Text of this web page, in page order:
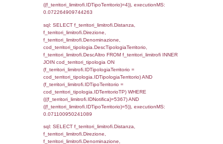
'%d/%m/%Y') as DataApertura,
DataChiusura,
'%d/%m/%Y') as DataUltimoPIR FROM
WHERE (((d3_ispezioni.IDNotifica)=5367)),
0.0007631778717041
sql: SELECT el_nazioni.DescIT,
FROM f_confini_stato INNER JOIN
f_confini_stato.IDStato =
f_confini_stato.IDNotifica = 5367;,
0.00057387351989746